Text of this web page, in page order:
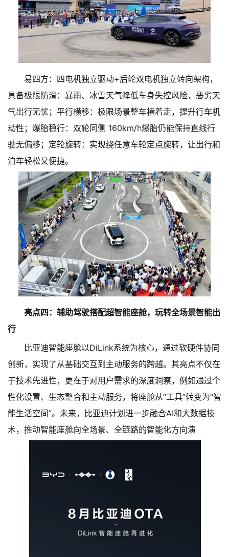
易四方：四电机独立驱动+后轮双电机独立转向架构，
具备极限防滑：暴雨、冰雪天气降低车身失控风险，恶劣天
气出行无忧；平行横移：极限场景整车横着走，提升行车机
动性；爆胎稳行：双轮同侧 160km/h爆胎仍能保持直线行
驶无偏移；定轮旋转：实现绕任意车轮定点旋转，让出行和
泊车轻松又便捷。
亮点四：辅助驾驶搭配超智能座舱，玩转全场景智能出
行
比亚迪智能座舱以DiLink系统为核心，通过软硬件协同
创新，实现了从基础交互到主动服务的跨越。其亮点不仅在
于技术先进性，更在于对用户需求的深度洞察，例如通过个
性化设置、生态整合和主动服务，将座舱从“工具”转变为“智
能生活空间”。未来，比亚迪计划进一步融合AI和大数据技
术，推动智能座舱向全场景、全链路的智能化方向演